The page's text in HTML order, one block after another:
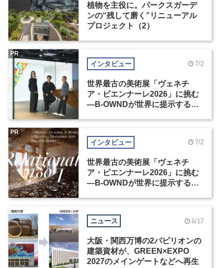
植物を主役に。パークスガーデ
ンの“残して磨く”リニューアル
プロジェクト（2）
インタビュー 7/2
世界最古の美術展「ヴェネチ
ア・ビエンナーレ2026」に挑む
―B-OWNDが世界に提示する美
PR
インタビュー 7/2
世界最古の美術展「ヴェネチ
ア・ビエンナーレ2026」に挑む
―B-OWNDが世界に提示する美
PR
ニュース 6/17
大阪・関西万博の2パビリオンの
建築資材が、GREEN×EXPO
2027のメインゲートなどへ再生